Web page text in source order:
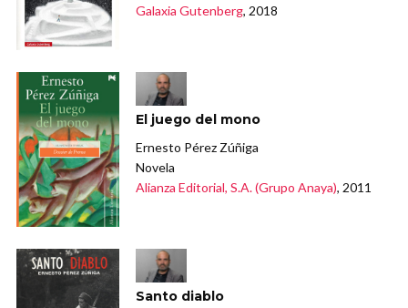
Galaxia Gutenberg, 2018
El juego del mono
Ernesto Pérez Zúñiga
Novela
Alianza Editorial, S.A. (Grupo Anaya), 2011
Santo diablo